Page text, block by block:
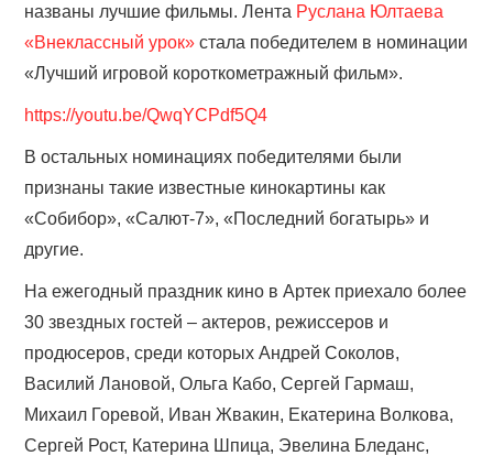
названы лучшие фильмы. Лента Руслана Юлтаева
«Внеклассный урок» стала победителем в номинации
«Лучший игровой короткометражный фильм».
https://youtu.be/QwqYCPdf5Q4
В остальных номинациях победителями были
признаны такие известные кинокартины как
«Собибор», «Салют-7», «Последний богатырь» и
другие.
На ежегодный праздник кино в Артек приехало более
30 звездных гостей – актеров, режиссеров и
продюсеров, среди которых Андрей Соколов,
Василий Лановой, Ольга Кабо, Сергей Гармаш,
Михаил Горевой, Иван Жвакин, Екатерина Волкова,
Сергей Рост, Катерина Шпица, Эвелина Бледанс,